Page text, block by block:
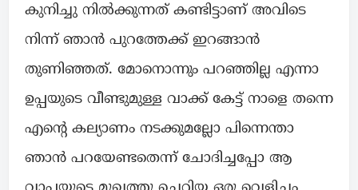
കുനിച്ചു നിൽക്കുന്നത് കണ്ടിട്ടാണ് അവിടെ
നിന്ന് ഞാൻ പുറത്തേക്ക് ഇറങ്ങാൻ
തുണിഞ്ഞത്. മോനൊന്നും പറഞ്ഞില്ല എന്നാ
ഉപ്പയുടെ വീണ്ടുമുള്ള വാക്ക് കേട്ട് നാളെ തന്നെ
എന്റെ കല്യാണം നടക്കുമല്ലോ പിന്നെന്താ
ഞാൻ പറയേണ്ടതെന്ന് ചോദിച്ചപ്പോ ആ